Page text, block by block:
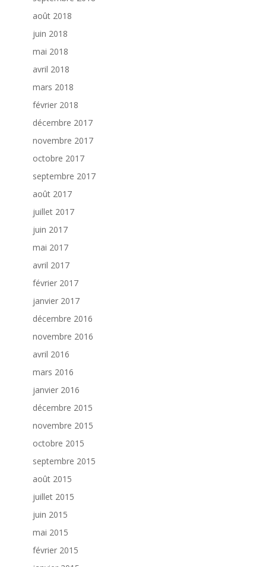
août 2018
juin 2018
mai 2018
avril 2018
mars 2018
février 2018
décembre 2017
novembre 2017
octobre 2017
septembre 2017
août 2017
juillet 2017
juin 2017
mai 2017
avril 2017
février 2017
janvier 2017
décembre 2016
novembre 2016
avril 2016
mars 2016
janvier 2016
décembre 2015
novembre 2015
octobre 2015
septembre 2015
août 2015
juillet 2015
juin 2015
mai 2015
février 2015